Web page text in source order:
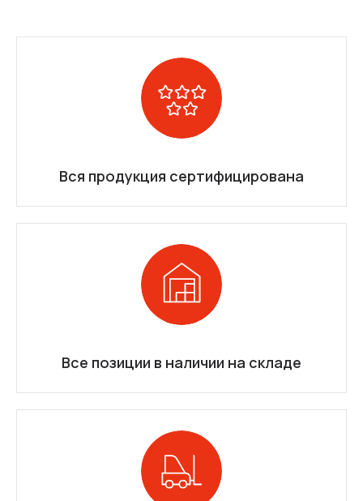
Вся продукция сертифицирована
Все позиции в наличии на складе